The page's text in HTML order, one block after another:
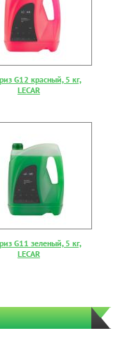
G12 красный, 5 кг,
LECAR
G11 зеленый, 5 кг,
LECAR